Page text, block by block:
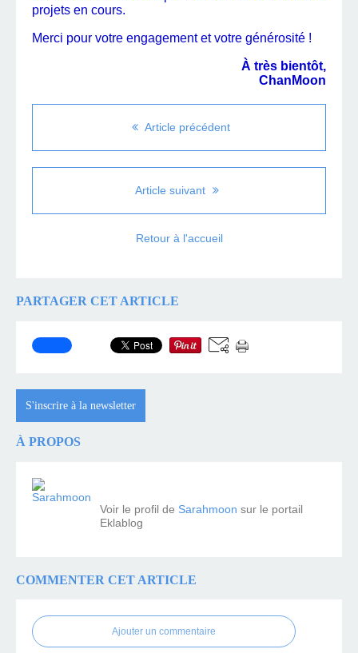
projets en cours.
Merci pour votre engagement et votre générosité !
À très bientôt,
ChanMoon
Article précédent
Article suivant
Retour à l'accueil
PARTAGER CET ARTICLE
S'inscrire à la newsletter
À PROPOS
Voir le profil de Sarahmoon sur le portail
Eklablog
COMMENTER CET ARTICLE
Ajouter un commentaire